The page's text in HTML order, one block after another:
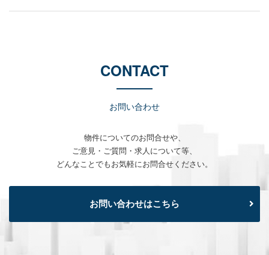
CONTACT
お問い合わせ
物件についてのお問合せや、
ご意見・ご質問・求人について等、
どんなことでもお気軽にお問合せください。
お問い合わせはこちら